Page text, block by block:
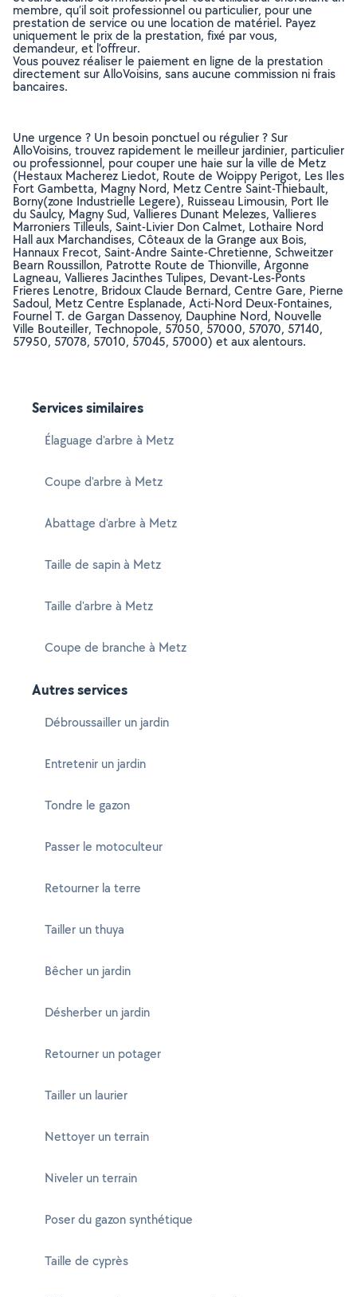
membre, qu’il soit professionnel ou particulier, pour une
prestation de service ou une location de matériel. Payez
uniquement le prix de la prestation, fixé par vous,
demandeur, et l’offreur.
Vous pouvez réaliser le paiement en ligne de la prestation
directement sur AlloVoisins, sans aucune commission ni frais
bancaires.
Une urgence ? Un besoin ponctuel ou régulier ? Sur
AlloVoisins, trouvez rapidement le meilleur jardinier, particulier
ou professionnel, pour couper une haie sur la ville de Metz
(Hestaux Macherez Liedot, Route de Woippy Perigot, Les Iles
Fort Gambetta, Magny Nord, Metz Centre Saint-Thiebault,
Borny(zone Industrielle Legere), Ruisseau Limousin, Port Ile
du Saulcy, Magny Sud, Vallieres Dunant Melezes, Vallieres
Marroniers Tilleuls, Saint-Livier Don Calmet, Lothaire Nord
Hall aux Marchandises, Côteaux de la Grange aux Bois,
Hannaux Frecot, Saint-Andre Sainte-Chretienne, Schweitzer
Bearn Roussillon, Patrotte Route de Thionville, Argonne
Lagneau, Vallieres Jacinthes Tulipes, Devant-Les-Ponts
Frieres Lenotre, Bridoux Claude Bernard, Centre Gare, Pierne
Sadoul, Metz Centre Esplanade, Acti-Nord Deux-Fontaines,
Fournel T. de Gargan Dassenoy, Dauphine Nord, Nouvelle
Ville Bouteiller, Technopole, 57050, 57000, 57070, 57140,
57950, 57078, 57010, 57045, 57000) et aux alentours.
Services similaires
Élaguage d'arbre à Metz
Coupe d'arbre à Metz
Abattage d'arbre à Metz
Taille de sapin à Metz
Taille d'arbre à Metz
Coupe de branche à Metz
Autres services
Débroussailler un jardin
Entretenir un jardin
Tondre le gazon
Passer le motoculteur
Retourner la terre
Tailler un thuya
Bêcher un jardin
Désherber un jardin
Retourner un potager
Tailler un laurier
Nettoyer un terrain
Niveler un terrain
Poser du gazon synthétique
Taille de cyprès